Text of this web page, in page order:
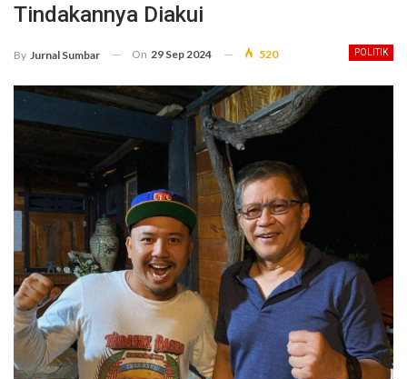
Tindakannya Diakui
POLITIK
By Jurnal Sumbar On 29 Sep 2024 520